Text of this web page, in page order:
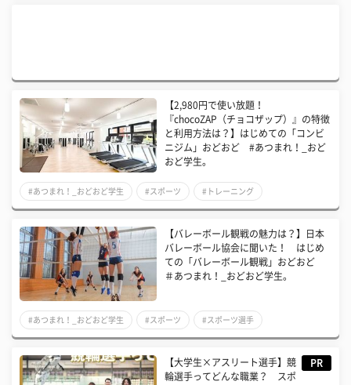
【2,980円で使い放題！
『chocoZAP（チョコザップ）』の特徴
と利用方法は？】はじめての「コンビ
ニジム」おどおど #あつまれ！_おど
おど学生。
#あつまれ！_おどおど学生 #スポーツ #トレーニング
【バレーボール観戦の魅力は？】日本
バレーボール協会に聞いた！ はじめ
ての「バレーボール観戦」おどおど
＃あつまれ！_おどおど学生。
#あつまれ！_おどおど学生 #スポーツ #スポーツ選手
【大学生×アスリート選手】競
輪選手ってどんな職業？ スポ
PR